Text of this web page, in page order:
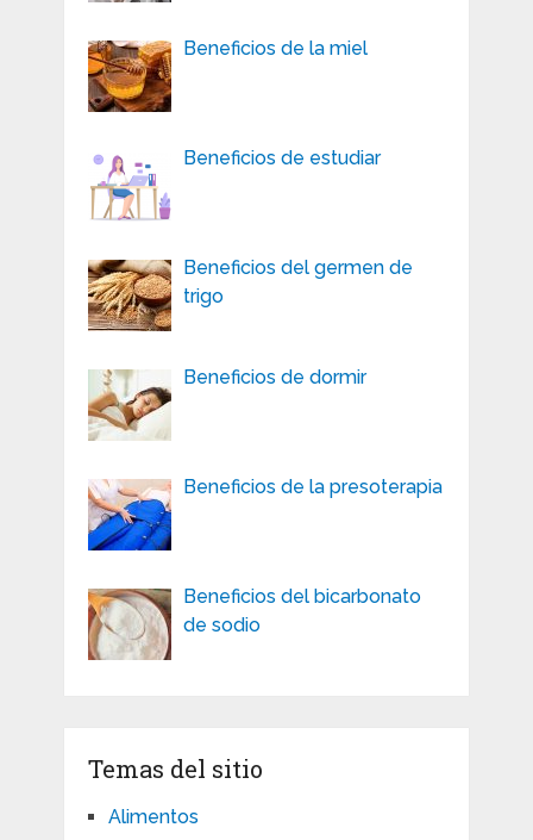
Beneficios de la miel
Beneficios de estudiar
Beneficios del germen de
trigo
Beneficios de dormir
Beneficios de la presoterapia
Beneficios del bicarbonato
de sodio
Temas del sitio
Alimentos